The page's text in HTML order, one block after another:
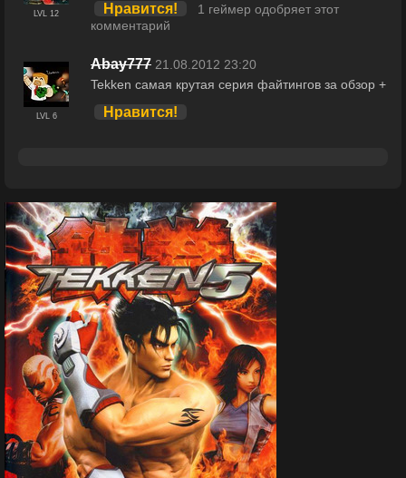
LVL 12 Нравится!
1 геймер одобряет этот
комментарий
LVL 6
Abay777 21.08.2012 23:20
Tekken самая крутая серия файтингов за обзор +
Нравится!